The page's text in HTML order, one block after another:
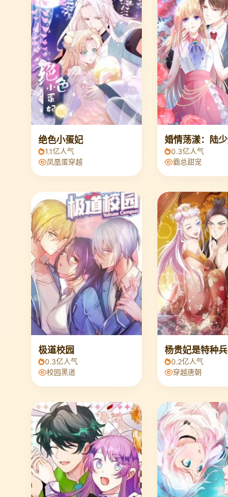
绝色小蛋妃
1.1亿人气
凤凰蛋穿越
0.3亿人气
霸总甜宠
极道校园
0.3亿人气
校园黑道
杨贵妃是特种兵
0.2亿人气
穿越唐朝